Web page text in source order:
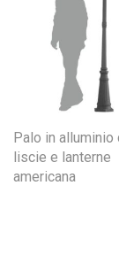
Palo in alluminio
liscie e lanterne
americana